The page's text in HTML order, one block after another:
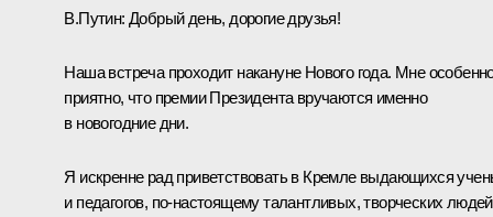
В.Путин: Добрый день, дорогие друзья!
Наша встреча проходит накануне Нового года. Мне
приятно, что премии Президента вручаются именно
в новогодние дни.
Я искренне рад приветствовать в Кремле выдающихся
и педагогов, по‑настоящему талантливых, творческих